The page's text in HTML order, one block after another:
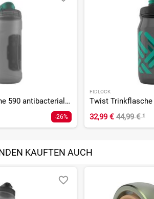
Twist Trinkflasche 590 antibacterial mit Bottle Connector
-26%
FIDLOCK
32,99 € 44,99 €¹
KAUFTEN AUCH